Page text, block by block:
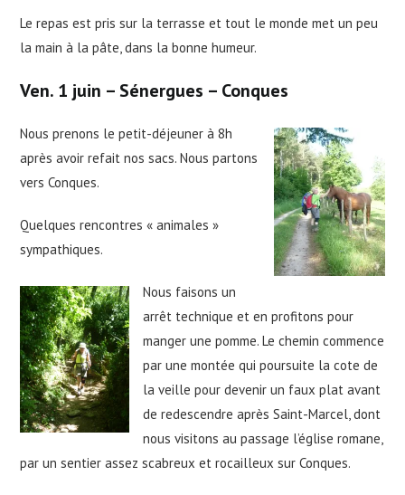
Le repas est pris sur la terrasse et tout le monde met un peu
la main à la pâte, dans la bonne humeur.
Ven. 1 juin – Sénergues – Conques
Nous prenons le petit-déjeuner à 8h
après avoir refait nos sacs. Nous partons
vers Conques.
Quelques rencontres « animales »
sympathiques.
Nous faisons un
arrêt technique et en profitons pour
manger une pomme. Le chemin commence
par une montée qui poursuite la cote de
la veille pour devenir un faux plat avant
de redescendre après Saint-Marcel, dont
nous visitons au passage l’église romane,
par un sentier assez scabreux et rocailleux sur Conques.